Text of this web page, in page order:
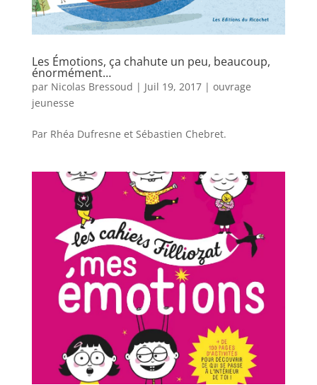
Les Émotions, ça chahute un peu, beaucoup,
énormément…
par Nicolas Bressoud | Juil 19, 2017| ouvrage
jeunesse
Par Rhéa Dufresne et Sébastien Chebret.